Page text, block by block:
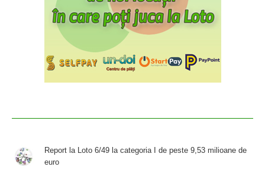
Report la Loto 6/49 la categoria I de peste 9,53 milioane de
euro